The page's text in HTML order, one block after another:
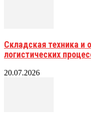
Складская техника и
логистических
20.07.2026